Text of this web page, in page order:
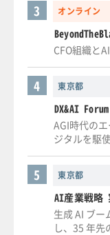
オンライン
3
CFO組織と
東京都
4
DX&AI
AGI時代の
ジタルを駆
東京都
5
AI産業戦略
生成 AI ブ
し、35 年先